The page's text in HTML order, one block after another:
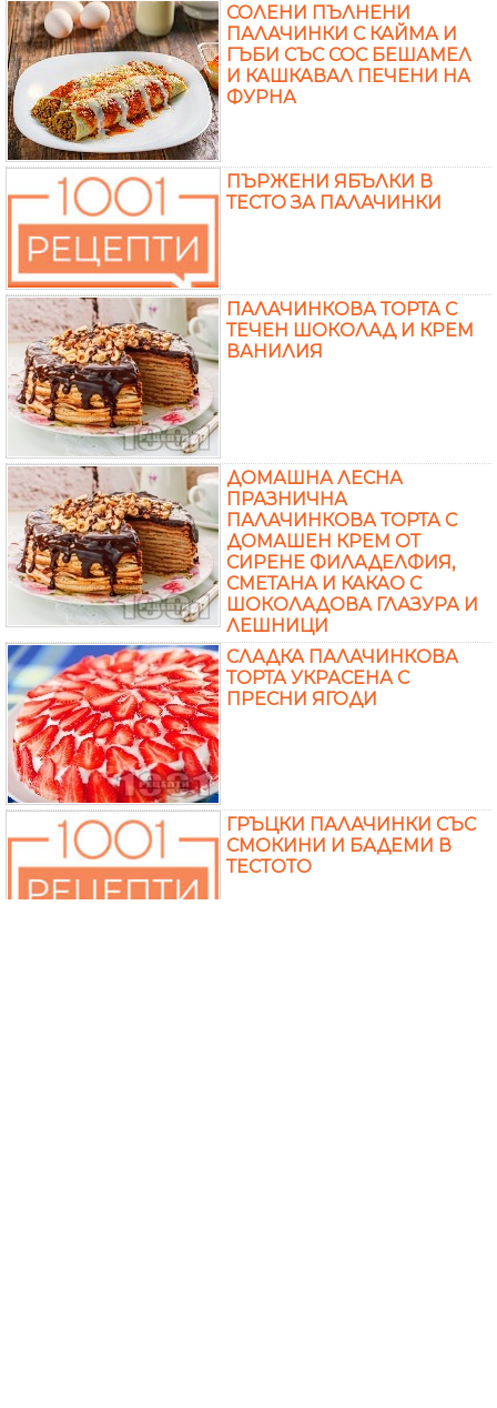
СОЛЕНИ ПЪЛНЕНИ
ПАЛАЧИНКИ С КАЙМА И
ГЪБИ СЪС СОС БЕШАМЕЛ
И КАШКАВАЛ ПЕЧЕНИ НА
ФУРНА
ПЪРЖЕНИ ЯБЪЛКИ В
ТЕСТО ЗА ПАЛАЧИНКИ
ПАЛАЧИНКОВА ТОРТА С
ТЕЧЕН ШОКОЛАД И КРЕМ
ВАНИЛИЯ
ДОМАШНА ЛЕСНА
ПРАЗНИЧНА
ПАЛАЧИНКОВА ТОРТА С
ДОМАШЕН КРЕМ ОТ
СИРЕНЕ ФИЛАДЕЛФИЯ,
СМЕТАНА И КАКАО С
ШОКОЛАДОВА ГЛАЗУРА И
ЛЕШНИЦИ
СЛАДКА ПАЛАЧИНКОВА
ТОРТА УКРАСЕНА С
ПРЕСНИ ЯГОДИ
ГРЪЦКИ ПАЛАЧИНКИ СЪС
СМОКИНИ И БАДЕМИ В
ТЕСТОТО